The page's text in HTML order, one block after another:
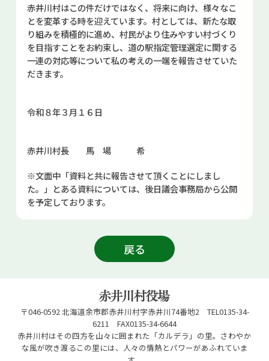
赤井川村はこの件だけではなく、将来に向け、様々なこ
とを変革する時を迎えています。村としては、新たな取
り組みを積極的に進め、村民がより住みやすい村づくり
を目指すことをお約束し、道の駅指定管理選定に関する
一連の対応等について私の考えの一端を報告させていた
だきます。
令和８年３月１６日
赤井川村長 馬 場 希
※文面中「資料と共に報告させて頂くことにしまし
た。」とある資料については、後日議会事務局から公開
を予定しております。
戻る
〒046-0592 北海道余市郡赤井川村字赤井川74番地2 TEL0135-34-
6211 FAX0135-34-6644
赤井川村はその四方を山々に囲まれた「カルデラ」の里。さわやか
な風が吹き渡るこの里には、人々の情熱とパワーがあふれていま